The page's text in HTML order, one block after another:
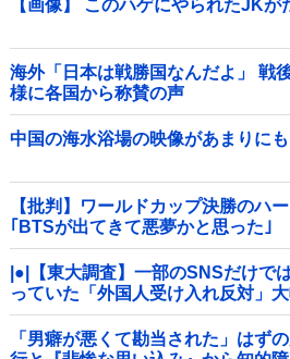
【画像】 このハゲにやられたJK
海外「日本は戦勝国なんだよ」 戦
様に各国から称賛の声
中国の海水浴場の映像があまりにも
【批判】ワールドカップ決勝のハ
｢BTSが出てきて悪夢かと思った｣
|●|【東大調査】一部のSNSだけで
っていた「外国人受け入れ反対」
「男癖が悪くて勘当された」はず